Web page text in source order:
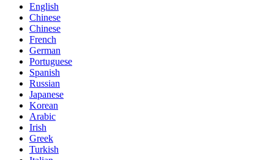
English
Chinese
Chinese
French
German
Portuguese
Spanish
Russian
Japanese
Korean
Arabic
Irish
Greek
Turkish